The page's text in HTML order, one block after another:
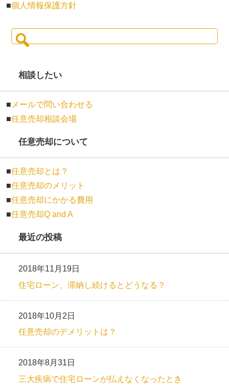
■個人情報保護方針
検
索:
相談したい
■ メールで問い合わせる
■任意売却相談会場
任意売却について
■任意売却とは？
■任意売却のメリット
■任意売却にかかる費用
■任意売却Q and A
最近の投稿
2018年11月19日
住宅ローン、滞納し続けるとどうなる？
2018年10月2日
任意売却のデメリットは？
2018年8月31日
三大疾病で住宅ローンが払えなくなったとき